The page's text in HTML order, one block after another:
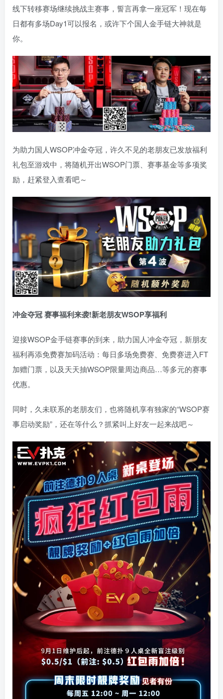
线下转移赛场继续挑战主赛事，誓言再拿一座冠军！现在每
日都有多场Day1可以报名，或许下个国人金手链大神就是
你。
为助力国人WSOP冲金夺冠，许久不见的老朋友已发放福利
礼包至游戏中，将随机开出WSOP门票、赛事基金等多项奖
励，赶紧登入查看吧～
冲金夺冠 赛事福利来袭!新老朋友WSOP享福利
迎接WSOP金手链赛事的到来，助力国人冲金夺冠，新朋友
福利再添免费赛加码活动：每日多场免费赛、免费赛进入FT
加赠门票，以及天天抽WSOP限量周边商品…等多元的赛事
优惠。
同时，久未联系的老朋友们，也将随机享有独家的“WSOP赛
事启动奖励”，还在等什么？抓紧叫上好友一起来战吧～